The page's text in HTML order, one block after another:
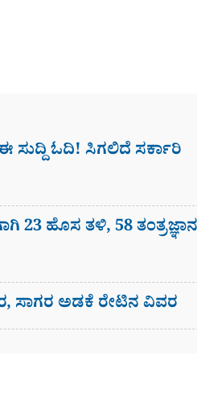
ಸುದ್ದಿ ಓದಿ! ಸಿಗಲಿದೆ ಸರ್ಕಾರಿ
23 ಹೊಸ ತಳಿ, 58 ತಂತ್ರಜ್ಞಾನ
ಸಾಗರ ಅಡಕೆ ರೇಟಿನ ವಿವರ